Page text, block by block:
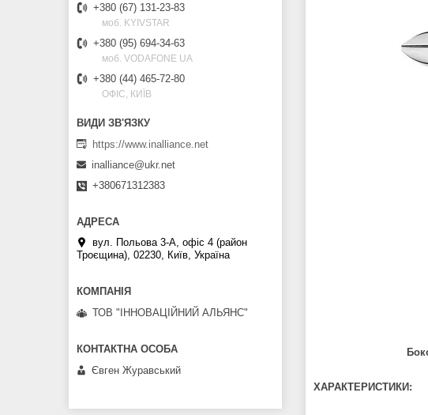
ХАРАКТЕРИСТИКИ:
+380 (67) 131-23-83
моб. KYIVSTAR
+380 (95) 694-34-63
моб. VODAFONE UA
+380 (44) 465-72-80
ОФІС, КИЇВ
https://www.inalliance.net
inalliance@ukr.net
+380671312383
вул. Польова 3-А, офіс 4 (район
Троєщина), 02230, Київ, Україна
ТОВ "ІННОВАЦІЙНИЙ АЛЬЯНС"
Євген Журавський